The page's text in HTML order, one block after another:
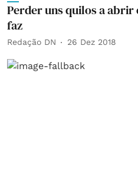
Perder uns quilos a abrir
faz
Redação DN 26 Dez 2018